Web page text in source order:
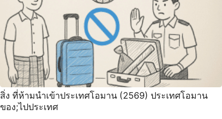
สิ่ง ที่ห้ามนำเข้าประเทศโอมาน (2569) ประเทศโอมาน
ของ;ไปประเทศ